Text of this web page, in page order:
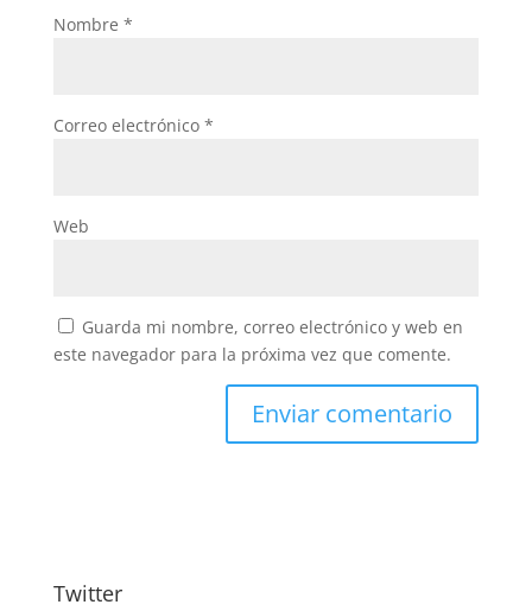
Nombre *
Correo electrónico *
Web
Guarda mi nombre, correo electrónico y web en
este navegador para la próxima vez que comente.
Twitter